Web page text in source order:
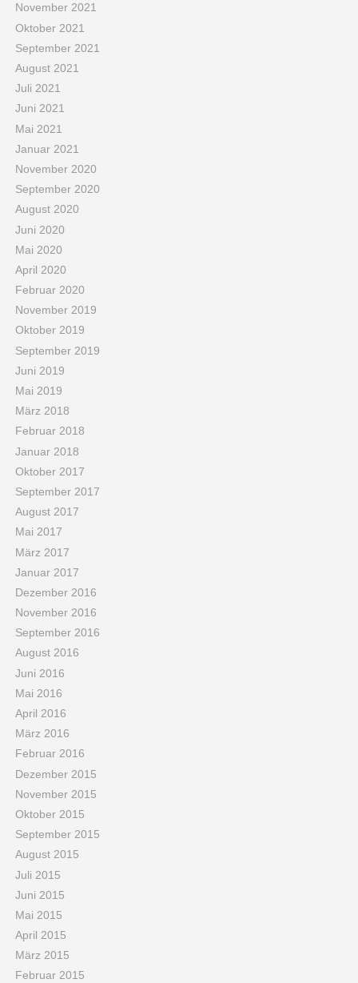
November 2021
Oktober 2021
September 2021
August 2021
Juli 2021
Juni 2021
Mai 2021
Januar 2021
November 2020
September 2020
August 2020
Juni 2020
Mai 2020
April 2020
Februar 2020
November 2019
Oktober 2019
September 2019
Juni 2019
Mai 2019
März 2018
Februar 2018
Januar 2018
Oktober 2017
September 2017
August 2017
Mai 2017
März 2017
Januar 2017
Dezember 2016
November 2016
September 2016
August 2016
Juni 2016
Mai 2016
April 2016
März 2016
Februar 2016
Dezember 2015
November 2015
Oktober 2015
September 2015
August 2015
Juli 2015
Juni 2015
Mai 2015
April 2015
März 2015
Februar 2015